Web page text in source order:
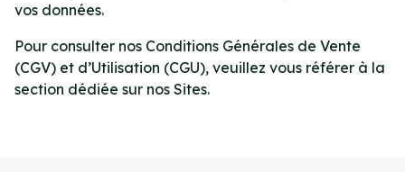
vos données.
Pour consulter nos Conditions Générales de Vente
(CGV) et d’Utilisation (CGU), veuillez vous référer à la
section dédiée sur nos Sites.